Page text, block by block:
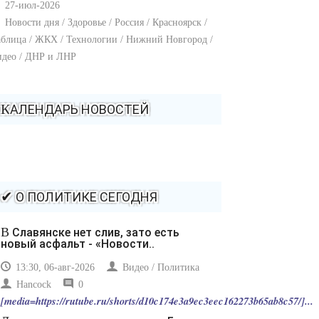
27-июл-2026
Новости дня / Здоровье / Россия / Красноярск /
/ ЖКХ / Технологии / Нижний Новгород /
/ ДНР и ЛНР
КАЛЕНДАРЬ НОВОСТЕЙ
✔ О ПОЛИТИКЕ СЕГОДНЯ
В Славянске нет слив, зато есть
новый асфальт - «Новости..
13:30, 06-авг-2026
Видео / Политика
Hancock
0
[media=https://rutube.ru/shorts/d10c174e3a9ec3eec162273b65ab8c57/]...